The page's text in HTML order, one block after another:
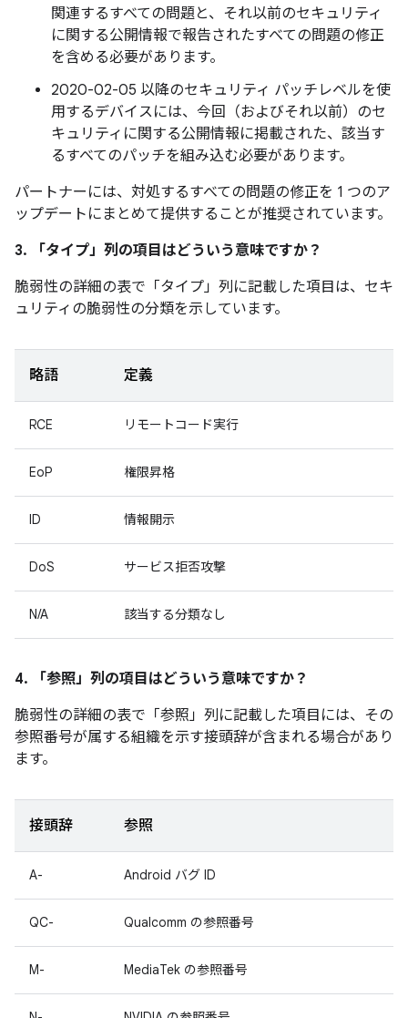
関連するすべての問題と、それ以前のセキュリティ
に関する公開情報で報告されたすべての問題の修正
を含める必要があります。
2020-02-05 以降のセキュリティ パッチレベルを使
用するデバイスには、今回（およびそれ以前）のセ
キュリティに関する公開情報に掲載された、該当す
るすべてのパッチを組み込む必要があります。
パートナーには、対処するすべての問題の修正を 1 つのア
ップデートにまとめて提供することが推奨されています。
3. 「タイプ」 列の項目はどういう意味ですか？
脆弱性の詳細の表で「タイプ」 列に記載した項目は、セキ
ュリティの脆弱性の分類を示しています。
略語 定義
RCE リモートコード実行
EoP 権限昇格
ID 情報開示
DoS サービス拒否攻撃
N/A 該当する分類なし
4. 「参照」 列の項目はどういう意味ですか？
脆弱性の詳細の表で「参照」 列に記載した項目には、その
参照番号が属する組織を示す接頭辞が含まれる場合があり
ます。
接頭辞 参照
A- Android バグ ID
QC- Qualcomm の参照番号
M- MediaTek の参照番号